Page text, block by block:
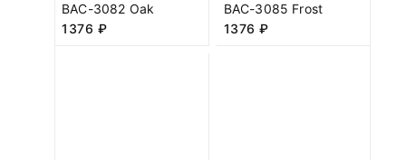
BAC-3082 Oak
1376 ₽
BAC-3085 Frost
1376 ₽